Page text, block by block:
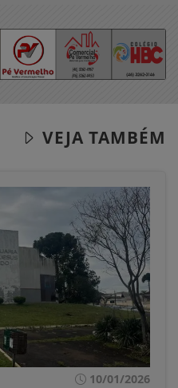
VEJA TAMBÉM
10/01/2026